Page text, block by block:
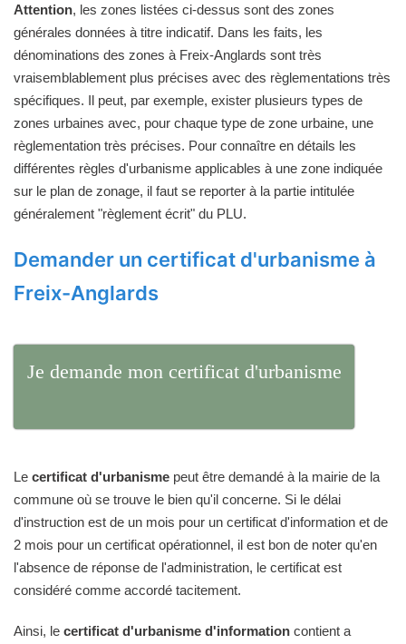
Attention, les zones listées ci-dessus sont des zones
générales données à titre indicatif. Dans les faits, les
dénominations des zones à Freix-Anglards sont très
vraisemblablement plus précises avec des règlementations très
spécifiques. Il peut, par exemple, exister plusieurs types de
zones urbaines avec, pour chaque type de zone urbaine, une
règlementation très précises. Pour connaître en détails les
différentes règles d'urbanisme applicables à une zone indiquée
sur le plan de zonage, il faut se reporter à la partie intitulée
généralement "règlement écrit" du PLU.
Demander un certificat d'urbanisme à
Freix-Anglards
Je demande mon certificat d'urbanisme
Le certificat d'urbanisme peut être demandé à la mairie de la
commune où se trouve le bien qu'il concerne. Si le délai
d'instruction est de un mois pour un certificat d'information et de
2 mois pour un certificat opérationnel, il est bon de noter qu'en
l'absence de réponse de l'administration, le certificat est
considéré comme accordé tacitement.
Ainsi, le certificat d'urbanisme d'information contient a